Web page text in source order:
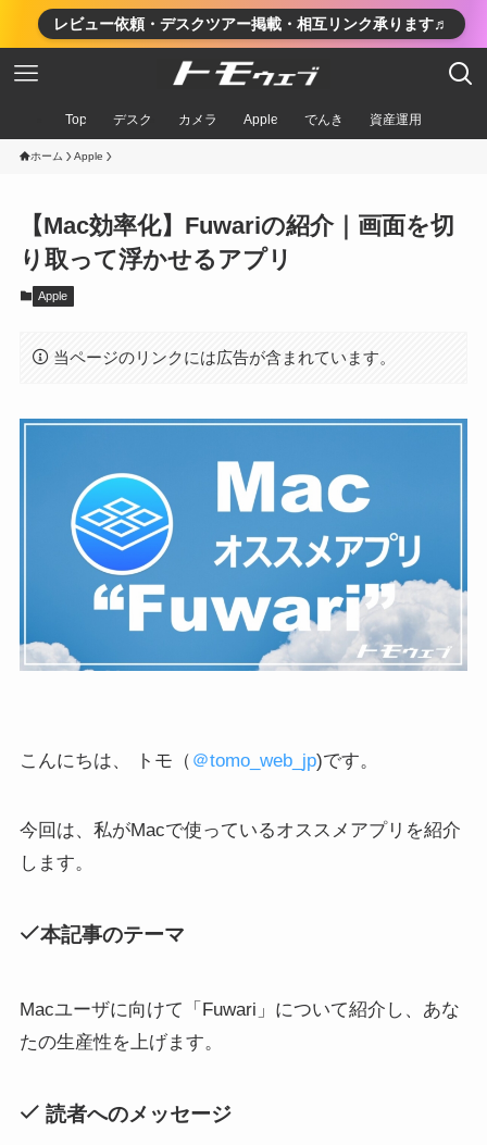
レビュー依頼・デスクツアー掲載・相互リンク承ります♬
Top デスク カメラ Apple でんき 資産運用
ホーム Apple
【Mac効率化】Fuwariの紹介｜画面を切
り取って浮かせるアプリ
Apple
当ページのリンクには広告が含まれています。
こんにちは、 トモ（ ＠tomo_web_jp)です。
今回は、私がMacで使っているオススメアプリを紹介
します。
本記事のテーマ
Macユーザに向けて「Fuwari」について紹介し、あな
たの生産性を上げます。
読者へのメッセージ